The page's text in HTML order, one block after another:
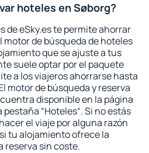
hoteles en Søborg?
de eSky.es te permite ahorrar
motor de búsqueda de hoteles
que se ajuste a tus
suele optar por el paquete
a los viajeros ahorrarse hasta
motor de búsqueda y reserva
disponible en la página
“Hoteles“. Si no estás
el viaje por alguna razón
tu alojamiento ofrece la
reserva sin coste.